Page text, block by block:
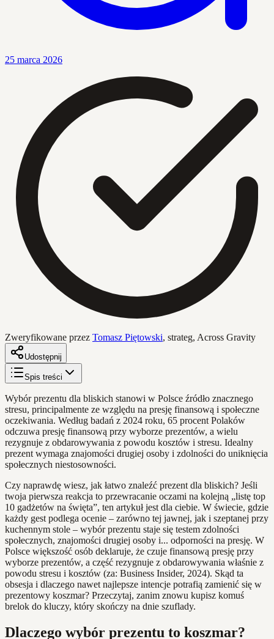
25 marca 2026
Zweryfikowane przez Tomasz Piętowski, strateg, Across Gravity
Udostępnij
Spis treści
Wybór prezentu dla bliskich stanowi w Polsce źródło znacznego
stresu, principalmente ze względu na presję finansową i społeczne
oczekiwania. Według badań z 2024 roku, 65 procent Polaków
odczuwa presję finansową przy wyborze prezentów, a wielu
rezygnuje z obdarowywania z powodu kosztów i stresu. Idealny
prezent wymaga znajomości drugiej osoby i zdolności do uniknięcia
społecznych niestosowności.
Czy naprawdę wiesz, jak łatwo znaleźć prezent dla bliskich? Jeśli
twoja pierwsza reakcja to przewracanie oczami na kolejną „listę top
10 gadżetów na święta”, ten artykuł jest dla ciebie. W świecie, gdzie
każdy gest podlega ocenie – zarówno tej jawnej, jak i szeptanej przy
kuchennym stole – wybór prezentu staje się testem zdolności
społecznych, znajomości drugiej osoby i... odporności na presję. W
Polsce większość osób deklaruje, że czuje finansową presję przy
wyborze prezentów, a część rezygnuje z obdarowywania właśnie z
powodu stresu i kosztów (za: Business Insider, 2024). Skąd ta
obsesja i dlaczego nawet najlepsze intencje potrafią zamienić się w
prezentowy koszmar? Przeczytaj, zanim znowu kupisz komuś
brelok do kluczy, który skończy na dnie szuflady.
Dlaczego wybór prezentu to koszmar?